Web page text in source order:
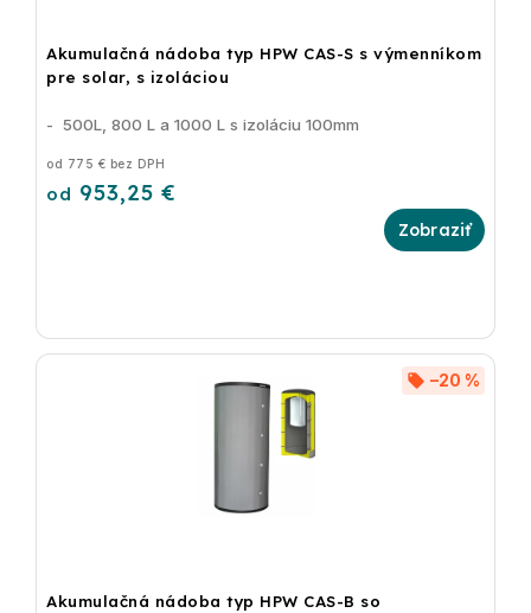
Akumulačná nádoba typ HPW CAS-S s výmenníkom
pre solar, s izoláciou
od 775 € bez DPH
od 953,25 €
- 500L, 800 L a 1000 L s izoláciu 100mm
Akumulačná nádoba typ HPW CAS-B so
–20 %